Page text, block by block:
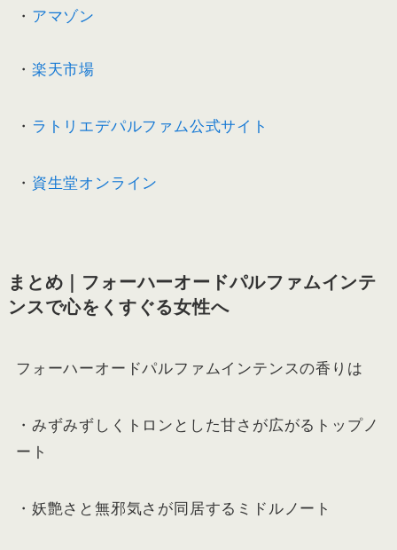
・ アマゾン
・ 楽天市場
・ ラトリエデパルファム公式サイト
・ 資生堂オンライン
まとめ｜フォーハーオードパルファムインテ
ンスで心をくすぐる女性へ
フォーハーオードパルファムインテンスの香りは
・みずみずしくトロンとした甘さが広がるトップノ
ート
・妖艶さと無邪気さが同居するミドルノート